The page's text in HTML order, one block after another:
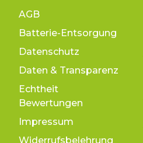
AGB
Batterie-Entsorgung
Datenschutz
Daten & Transparenz
Echtheit
Bewertungen
Impressum
Widerrufsbelehrung